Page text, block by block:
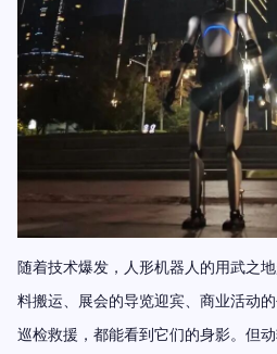
随着技术爆发，人形机器人的用武之
料搬运、展会的导览迎宾、商业活动
巡检救援，都能看到它们的身影。但